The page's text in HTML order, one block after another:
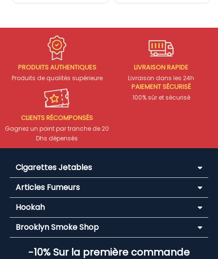
PRODUITS AUTHENTIQUES
Produits de qualités supérieure
LIVRAISON RAPIDE
Livraison dans les 24h
CLIENTS RÉCOMPONSÉS
Gagnez un point par tranche de 20
Dhs dépensés
PAIEMENT SÉCURISÉ
100% sûr et sécurisé
Cigarettes Jetables
Articles Fumeurs
Hookah
Brooklyn Smoke Shop
-10% Sur la première commande